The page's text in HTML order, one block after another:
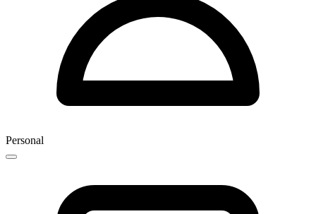
Personal